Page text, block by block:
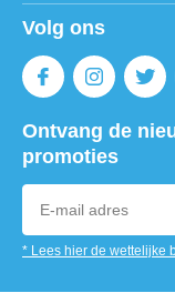
Volg ons
Ontvang de
promoties
* Lees hier de wettelijke